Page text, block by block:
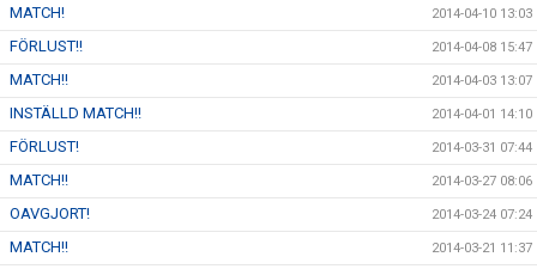
MATCH! 2014-04-10 13:03
FÖRLUST!! 2014-04-08 15:47
MATCH!! 2014-04-03 13:07
INSTÄLLD MATCH!! 2014-04-01 14:10
FÖRLUST! 2014-03-31 07:44
MATCH!! 2014-03-27 08:06
OAVGJORT! 2014-03-24 07:24
MATCH!! 2014-03-21 11:37